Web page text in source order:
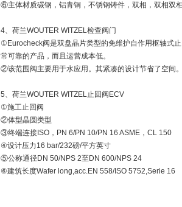
⑥主体材质碳钢，铝青铜，不锈钢铸件，双相，双相双
4、荷兰WOUTER WITZEL检查阀门
①Eurocheck阀是双盘晶片类型的免维护自作用枢轴式
常可靠的产品，而且运营成本低。
②该范围阀主要用于水应用。其紧凑的设计节省了空间
5、荷兰WOUTER WITZEL止回阀ECV
①施工止回阀
②体型晶圆类型
③终端连接ISO，PN 6/PN 10/PN 16 ASME，CL 150
④设计压力16 bar/232磅/平方英寸
⑤公称通径DN 50/NPS 2至DN 600/NPS 24
⑥建筑长度Wafer long,acc.EN 558/ISO 5752,Serie 16